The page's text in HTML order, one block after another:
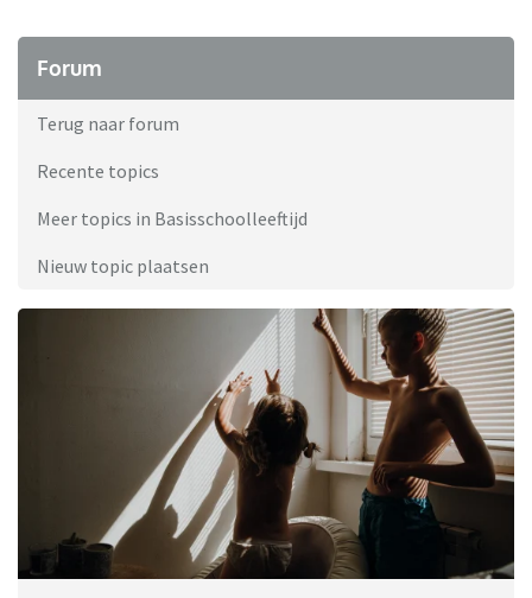
Forum
Terug naar forum
Recente topics
Meer topics in Basisschoolleeftijd
Nieuw topic plaatsen